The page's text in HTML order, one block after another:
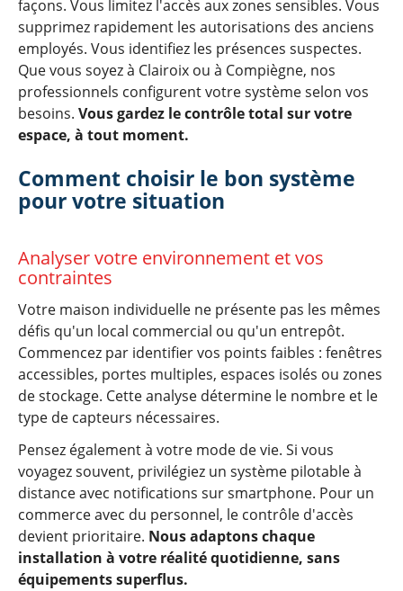
façons. Vous limitez l'accès aux zones sensibles. Vous
supprimez rapidement les autorisations des anciens
employés. Vous identifiez les présences suspectes.
Que vous soyez à Clairoix ou à Compiègne, nos
professionnels configurent votre système selon vos
besoins. Vous gardez le contrôle total sur votre
espace, à tout moment.
Comment choisir le bon système
pour votre situation
Analyser votre environnement et vos
contraintes
Votre maison individuelle ne présente pas les mêmes
défis qu'un local commercial ou qu'un entrepôt.
Commencez par identifier vos points faibles : fenêtres
accessibles, portes multiples, espaces isolés ou zones
de stockage. Cette analyse détermine le nombre et le
type de capteurs nécessaires.
Pensez également à votre mode de vie. Si vous
voyagez souvent, privilégiez un système pilotable à
distance avec notifications sur smartphone. Pour un
commerce avec du personnel, le contrôle d'accès
devient prioritaire. Nous adaptons chaque
installation à votre réalité quotidienne, sans
équipements superflus.